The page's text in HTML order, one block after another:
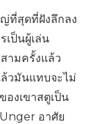
ที่สุดที่ฝังลึกลง
เป็นผู้เล่น
ามครั้งแล้ว
วมันแทบจะไม่
องเขาสตูเป็น
อาศัย